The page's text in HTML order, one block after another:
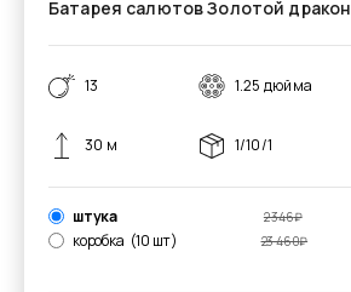
Батарея салютов Золотой дракон
13 1.25 дюйма
30 м 1/10/1
штука 2 346₽
коробка (10 шт) 23 460₽